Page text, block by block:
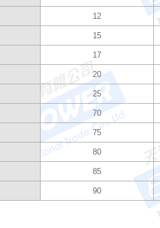
12
15
17
20
25
70
75
80
85
90